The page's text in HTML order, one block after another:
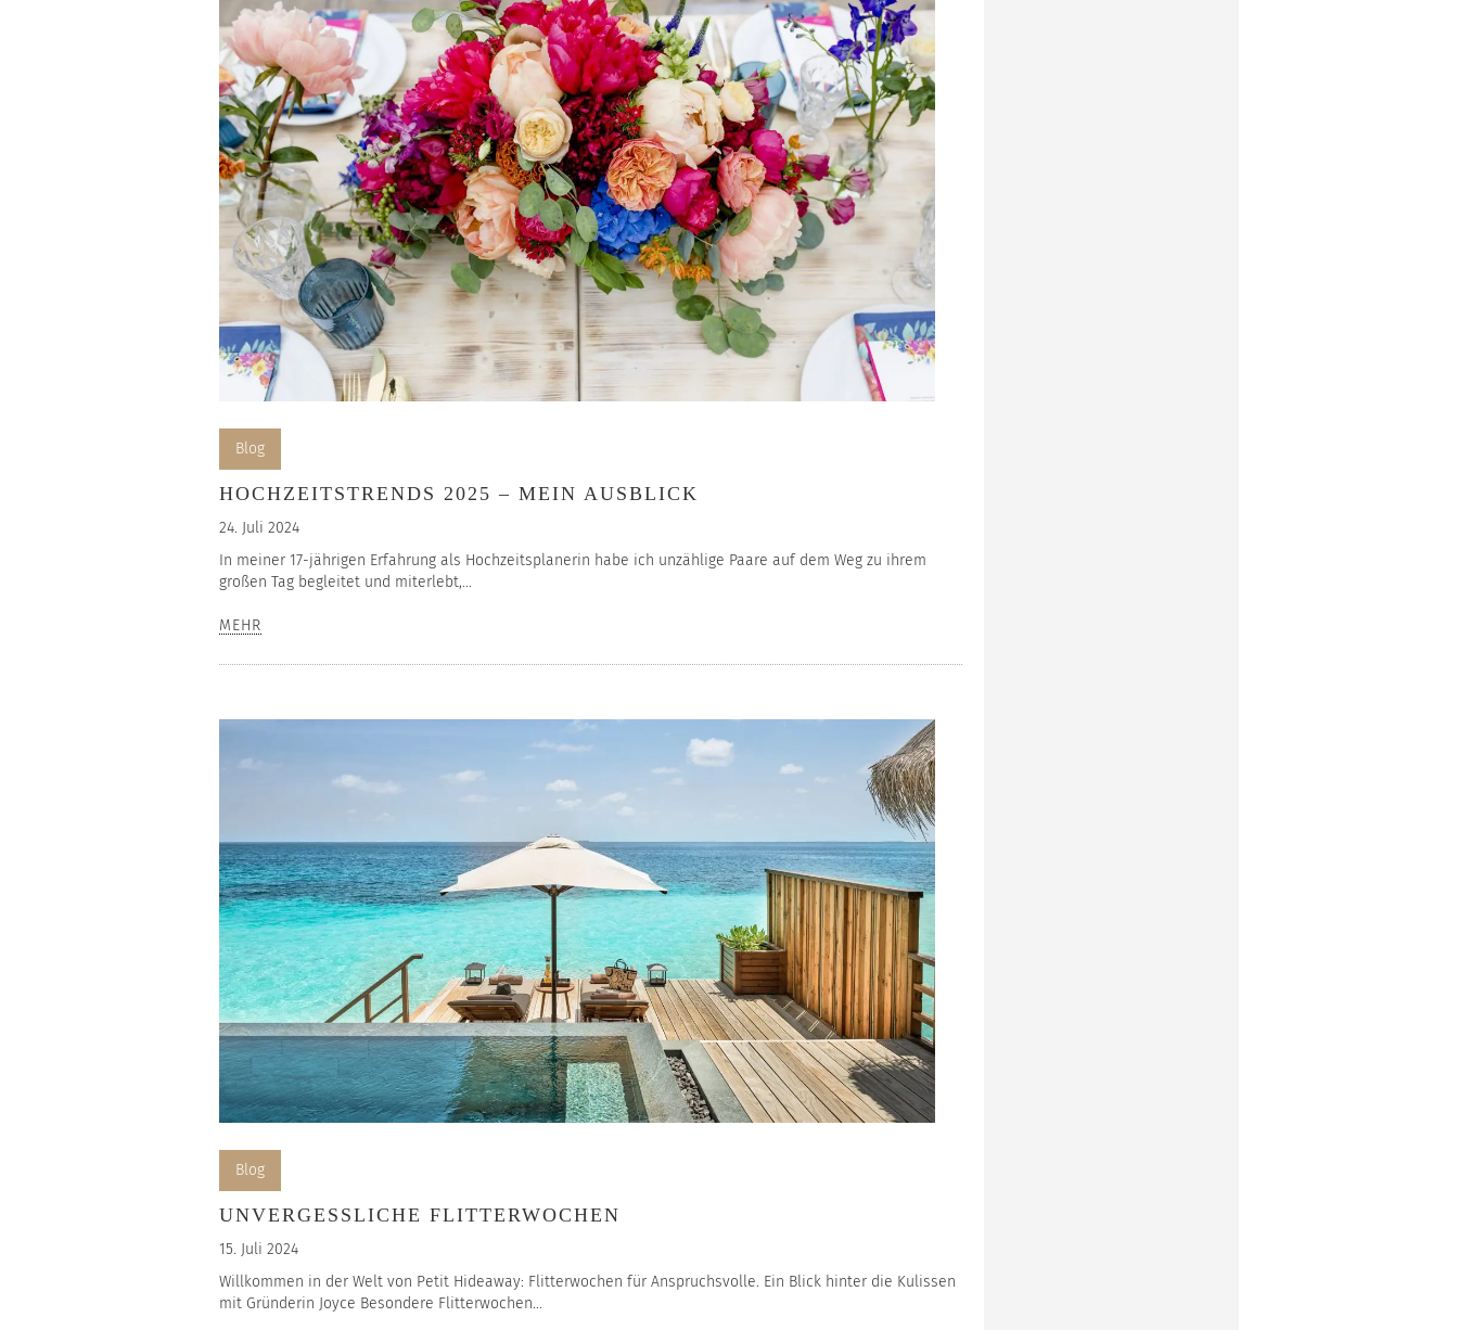
Blog
HOCHZEITSTRENDS 2025 – MEIN AUSBLICK
24. Juli 2024
In meiner 17-jährigen Erfahrung als Hochzeitsplanerin habe ich unzählige Paare auf dem Weg zu ihrem
großen Tag begleitet und miterlebt,...
MEHR
Blog
UNVERGESSLICHE FLITTERWOCHEN
15. Juli 2024
Willkommen in der Welt von Petit Hideaway: Flitterwochen für Anspruchsvolle. Ein Blick hinter die Kulissen
mit Gründerin Joyce Besondere Flitterwochen...